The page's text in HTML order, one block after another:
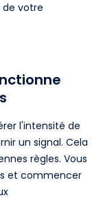
votre
l'intensité de
un signal. Cela
règles. Vous
et commencer